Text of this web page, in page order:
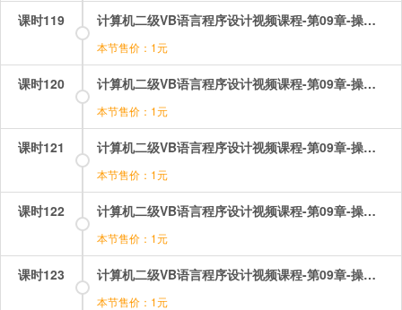
课时119 计算机二级VB语言程序设计视频课程-第09章-操作：过程之function过程.mp4
本节售价：1元
课时120 计算机二级VB语言程序设计视频课程-第09章-操作：过程之sub子程序过程.mp4
本节售价：1元
课时121 计算机二级VB语言程序设计视频课程-第09章-操作：过程之Sub过程的应用.mp4
本节售价：1元
课时122 计算机二级VB语言程序设计视频课程-第09章-操作：过程之参数传递.mp4
本节售价：1元
课时123 计算机二级VB语言程序设计视频课程-第09章-操作：过程之完全平方数水仙花数.mp4
本节售价：1元